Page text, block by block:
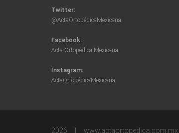
Twitter:
@ActaOrtopédicaMexicana
Facebook:
Acta Ortopédica Mexicana
Instagram:
ActaOrtopédicaMexicana
2026 | www.actaortopedica.com.mx